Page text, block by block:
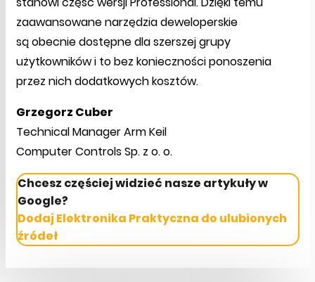
zaawansowane narzędzia deweloperskie
są obecnie dostępne dla szerszej grupy
użytkowników i to bez konieczności ponoszenia
przez nich dodatkowych kosztów.
Grzegorz Cuber
Technical Manager Arm Keil
Computer Controls Sp. z o. o.
Chcesz częściej widzieć nasze artykuły w
Google?
Dodaj Elektronika Praktyczna do ulubionych
źródeł